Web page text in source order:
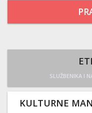
SLUŽBENIKA I
KULTURNE